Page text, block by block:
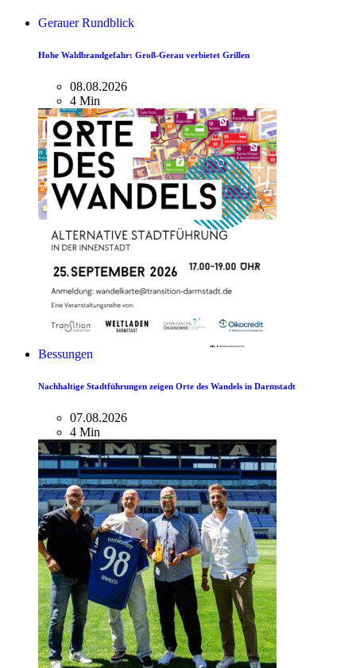
Gerauer Rundblick
Hohe Waldbrandgefahr: Groß-Gerau verbietet Grillen
08.08.2026
4 Min
Bessungen
Nachhaltige Stadtführungen zeigen Orte des Wandels in Darmstadt
07.08.2026
4 Min